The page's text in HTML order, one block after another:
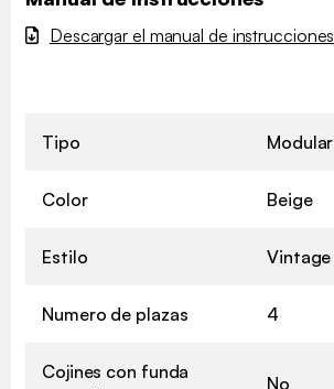
Descargar el manual de instrucciones
Tipo Modular
Color Beige
Estilo Vintage
Numero de plazas 4
Cojines con funda
No